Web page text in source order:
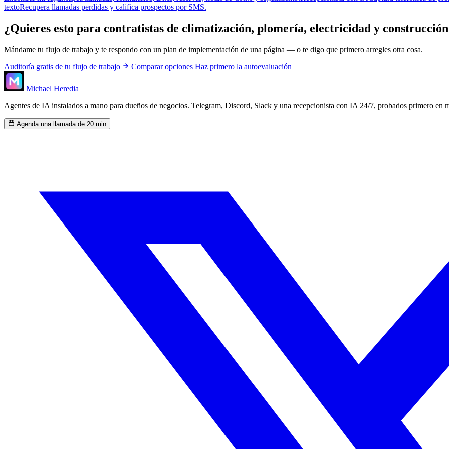
textoRecupera llamadas perdidas y califica prospectos por SMS.
¿Quieres esto para contratistas de climatización, plomería, electricidad y
Mándame tu flujo de trabajo y te respondo con un plan de implementación de una página — o te digo que primero arregles otra cosa.
Auditoría gratis de tu flujo de trabajo
Comparar opciones Haz primero la autoevaluación
Michael Heredia
Agentes de IA instalados a mano para dueños de negocios. Telegram, Discord, Slack y una recepcionista con IA 24/7, probados primero en
Agenda una llamada de 20 min